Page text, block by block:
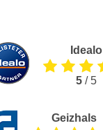
Idealo
5/ 5
Geizhals